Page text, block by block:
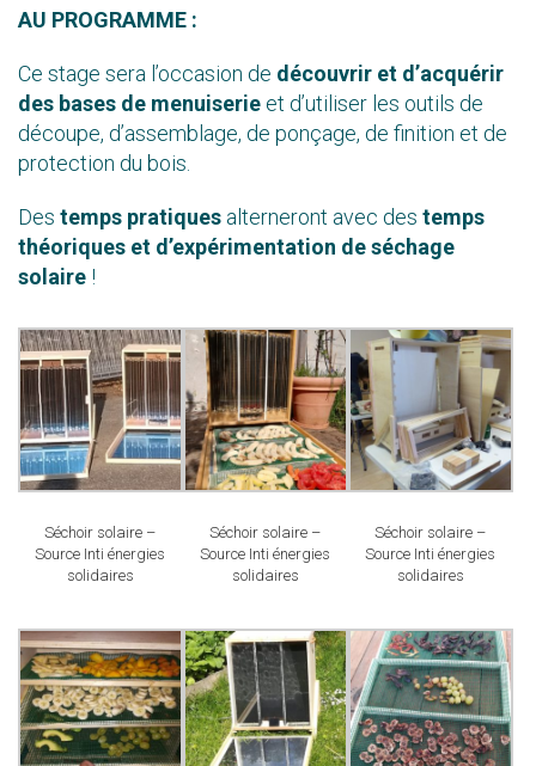
AU PROGRAMME :
Ce stage sera l’occasion de découvrir et d’acquérir
des bases de menuiserie et d’utiliser les outils de
découpe, d’assemblage, de ponçage, de finition et de
protection du bois.
Des temps pratiques alterneront avec des temps
théoriques et d’expérimentation de séchage
solaire !
Séchoir solaire –
Source Inti énergies
solidaires
Séchoir solaire –
Source Inti énergies
solidaires
Séchoir solaire –
Source Inti énergies
solidaires